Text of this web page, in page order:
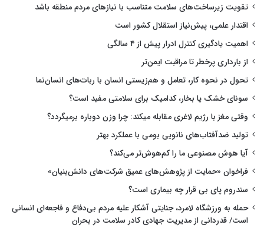
تقویت زیرساخت‌های سلامت متناسب با نیازهای مردم منطقه باشد
اقتدار علمی، پیش‌نیاز استقلال کشور است
اهمیت یادگیری کنترل ادرار پیش از ۴ سالگی
از بارداری پرخطر تا مراقبت ایمن‌تر
تحول در نحوه کار، تعامل و هم‌زیستی انسان با ربات‌های انسان‌نما
سونای خشک یا بخار، کدامیک برای سلامتی مفید است؟
وقتی مغز با رژیم لاغری مقابله میکند: چرا وزن دوباره برمیگردد؟
تولید ضدآفتاب‌های نانویی بومی با عملکرد بهتر
آیا هوش مصنوعی ما را کم‌هوش‌تر می‌کند؟
فراخوان «حمایت از پژوهش‌های عمیق شرکت‌های دانش‌بنیان»
سندروم پای بی قرار چه بیماری است؟
حمله به ورزشگاه لامرد، جنایتی آشکار علیه مردم بی‌دفاع و فاجعه‌ای انسانی
است/ قدردانی از مدیریت جهادی کادر سلامت در بحران